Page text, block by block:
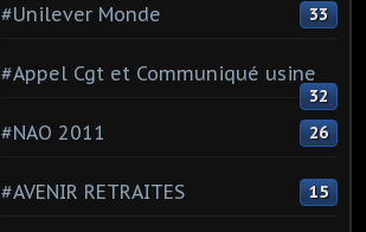
#Unilever Monde 33
#Appel Cgt et Communiqué usine
32
#NAO 2011 26
#AVENIR RETRAITES 15